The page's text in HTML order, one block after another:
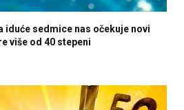
iduće sedmice nas očekuje novi
više od 40 stepeni